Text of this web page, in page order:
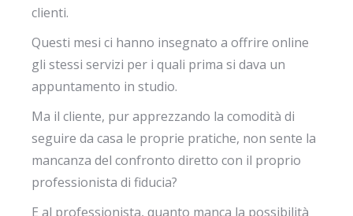
clienti.
Questi mesi ci hanno insegnato a offrire online
gli stessi servizi per i quali prima si dava un
appuntamento in studio.
Ma il cliente, pur apprezzando la comodità di
seguire da casa le proprie pratiche, non sente la
mancanza del confronto diretto con il proprio
professionista di fiducia?
E al professionista, quanto manca la possibilità